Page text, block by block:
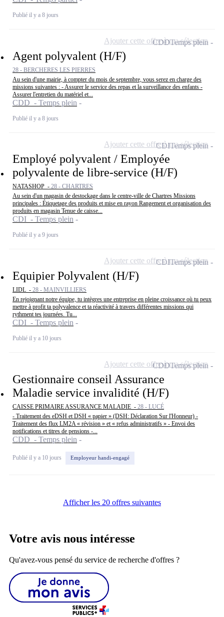
Publié il y a 8 jours
Agent polyvalent (H/F)
28 - BERCHERES LES PIERRES
Au sein d'une mairie, à compter du mois de septembre, vous serez en charge des
missions suivantes : - Assurer le service des repas et la surveillance des enfants -
Assurer l'entretien du matériel et...
CDD - Temps plein
Publié il y a 8 jours
CDDTemps plein
Ajouter cette offre à ma sélection
Employé polyvalent / Employée
polyvalente de libre-service (H/F)
NATASHOP - 28 - CHARTRES
Au sein d'un magasin de destockage dans le centre-ville de Chartres Missions
principales : Étiquetage des produits et mise en rayon Rangement et organisation des
produits en magasin Tenue de caisse...
CDI - Temps plein
Publié il y a 9 jours
CDITemps plein
Ajouter cette offre à ma sélection
Equipier Polyvalent (H/F)
LIDL - 28 - MAINVILLIERS
En rejoignant notre équipe, tu intègres une entreprise en pleine croissance où tu peux
mettre à profit ta polyvalence et ta réactivité à travers différentes missions qui
rythment tes journées. Tu...
CDI - Temps plein
Publié il y a 10 jours
CDITemps plein
Ajouter cette offre à ma sélection
Gestionnaire conseil Assurance
Maladie service invalidité (H/F)
CAISSE PRIMAIRE ASSURANCE MALADIE - 28 - LUCÉ
- Traitement des eDSH et DSH « papier » (DSH: Déclaration Sur l'Honneur) -
Traitement des flux LM2A « révision » et « refus administratifs » - Envoi des
notifications et titres de pensions -...
CDD - Temps plein
Publié il y a 10 jours Employeur handi-engagé
CDDTemps plein
Ajouter cette offre à ma sélection
Afficher les 20 offres suivantes
Votre avis nous intéresse
Qu'avez-vous pensé du service de recherche d'offres ?